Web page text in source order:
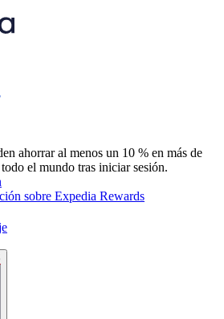
ahorrar al menos un 10 % en más de
el mundo tras iniciar sesión.
sobre Expedia Rewards